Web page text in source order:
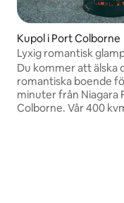
Kupol i Port Colborne
Lyxig romantisk
Niagarafallen
Du kommer att älska
romantiska boende
minuter från Niagara
Colborne. Vår 400